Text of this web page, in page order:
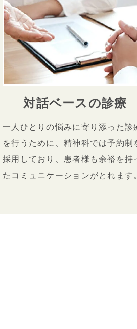
対話ベースの診療
一人ひとりの悩みに寄り添った診
を行うために、精神科では予約制
採用しており、患者様も余裕を持
たコミュニケーションがとれます